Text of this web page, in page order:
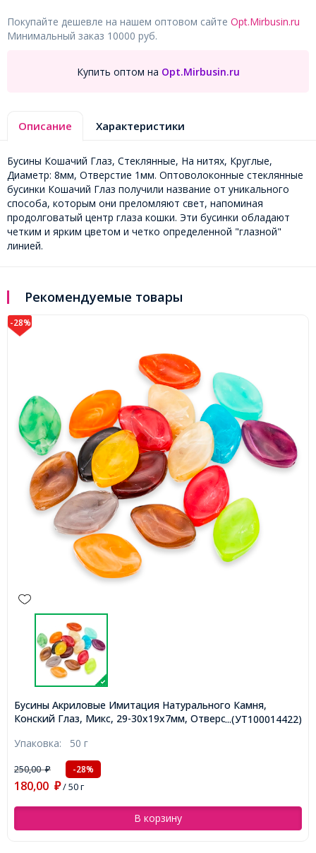
Покупайте дешевле на нашем оптовом сайте Opt.Mirbusin.ru
Минимальный заказ 10000 руб.
Купить оптом на Opt.Mirbusin.ru
Описание Характеристики
Бусины Кошачий Глаз, Стеклянные, На нитях, Круглые,
Диаметр: 8мм, Отверстие 1мм. Оптоволоконные стеклянные
бусинки Кошачий Глаз получили название от уникального
способа, которым они преломляют свет, напоминая
продолговатый центр глаза кошки. Эти бусинки обладают
четким и ярким цветом и четко определенной "глазной"
линией.
Рекомендуемые товары
-28%
...(УТ100014422)
Бусины Акриловые Имитация Натурального Камня,
Конский Глаз, Микс, 29-30x19x7мм, Отверстие 2мм, около
Упаковка: 50 г
250,00₽ -28%
180,00 ₽/ 50 г
В корзину